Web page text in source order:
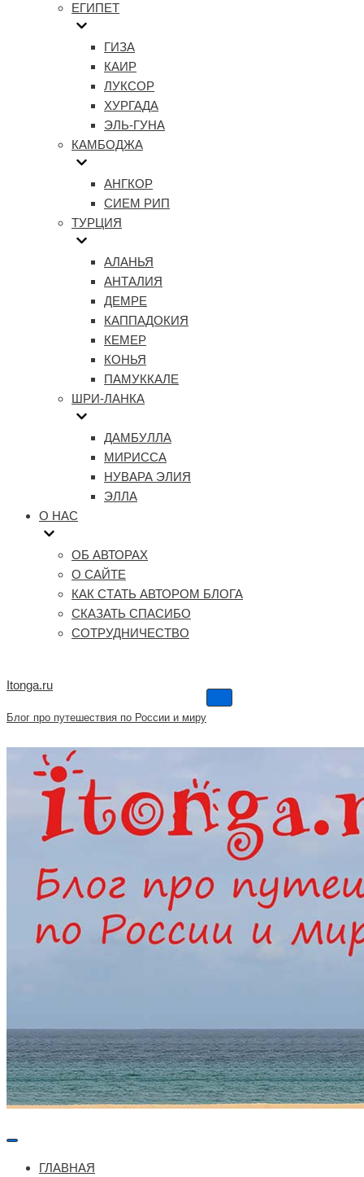
ЕГИПЕТ
ГИЗА
КАИР
ЛУКСОР
ХУРГАДА
ЭЛЬ-ГУНА
КАМБОДЖА
АНГКОР
СИЕМ РИП
ТУРЦИЯ
АЛАНЬЯ
АНТАЛИЯ
ДЕМРЕ
КАППАДОКИЯ
КЕМЕР
КОНЬЯ
ПАМУККАЛЕ
ШРИ-ЛАНКА
ДАМБУЛЛА
МИРИССА
НУВАРА ЭЛИЯ
ЭЛЛА
О НАС
ОБ АВТОРАХ
О САЙТЕ
КАК СТАТЬ АВТОРОМ БЛОГА
СКАЗАТЬ СПАСИБО
СОТРУДНИЧЕСТВО
Itonga.ru
Блог про путешествия по России и миру
Меню
Меню
ГЛАВНАЯ